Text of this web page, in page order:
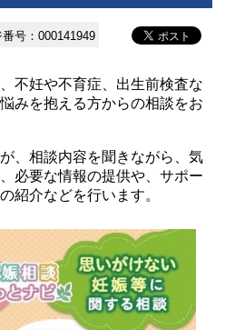
号：000141949
不妊や不育症、出生前検査な
みを抱える方からの相談をお
、相談内容を聞きながら、気
必要な情報の提供や、サポー
紹介などを行います。